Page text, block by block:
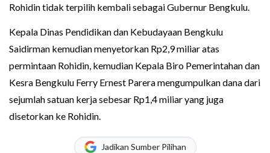
Rohidin tidak terpilih kembali sebagai Gubernur Bengkulu.
Kepala Dinas Pendidikan dan Kebudayaan Bengkulu
Saidirman kemudian menyetorkan Rp2,9 miliar atas
permintaan Rohidin, kemudian Kepala Biro Pemerintahan dan
Kesra Bengkulu Ferry Ernest Parera mengumpulkan dana dari
sejumlah satuan kerja sebesar Rp1,4 miliar yang juga
disetorkan ke Rohidin.
Jadikan Sumber Pilihan